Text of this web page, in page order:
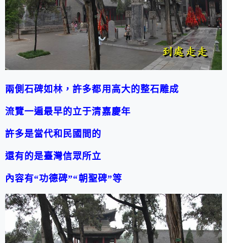
兩側石碑如林，許多都用高大的整石雕成
流覽一遍最早的立于清嘉慶年
許多是當代和民國間的
還有的是臺灣信眾所立
內容有“功德碑”“朝聖碑”等